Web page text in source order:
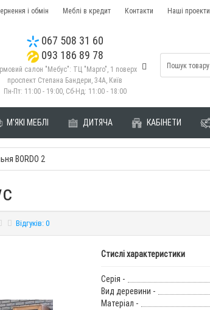
і обмін Меблі в кредит Контакти Наші проекти
067 508 31 60
093 186 89 78
салон "Мебус": ТЦ "Марго", 1 поверх
проспект Степана Бандери, 34А, Київ
Пн-Пт: 11:00 - 19:00, Сб-Нд: 11:00 - 18:00
М'ЯКІ МЕБЛІ ДИТЯЧА КАБІНЕТИ
BORDO 2
Відгуків: 0
Стислі характеристики
Серія -
Вид деревини -
Матеріал -